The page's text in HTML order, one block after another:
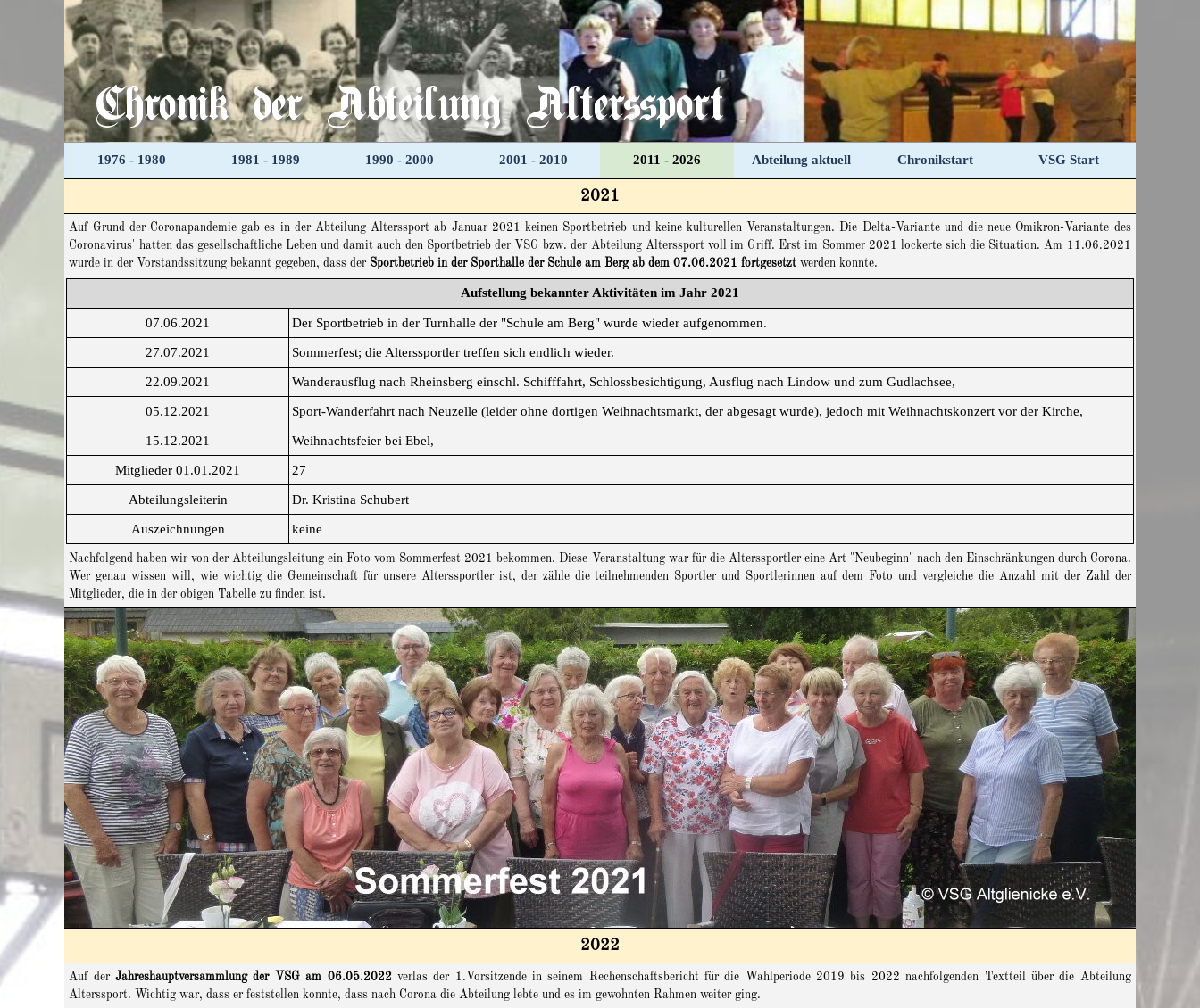
Direkt zum Seiteninhalt
Chronik der Abteilung Alterssport
1976 - 1980 1981 - 1989 ▼
1990 - 2000 ▼
2001 - 2010 ▼
2011 - 2026 ▼
Abteilung aktuell Chronikstart VSG Start
2021
Auf Grund der Coronapandemie gab es in der Abteilung Alterssport ab Januar 2021 keinen Sportbetrieb und keine kulturellen Veranstaltungen. Die Delta-Variante und die neue Omikron-Variante des
Coronavirus' hatten das gesellschaftliche Leben und damit auch den Sportbetrieb der VSG bzw. der Abteilung Alterssport voll im Griff. Erst im Sommer 2021 lockerte sich die Situation. Am 11.06.2021
wurde in der Vorstandssitzung bekannt gegeben, dass der Sportbetrieb in der Sporthalle der Schule am Berg ab dem 07.06.2021 fortgesetzt werden konnte.
Aufstellung bekannter Aktivitäten im Jahr 2021
07.06.2021 Der Sportbetrieb in der Turnhalle der "Schule am Berg" wurde wieder aufgenommen.
27.07.2021 Sommerfest; die Alterssportler treffen sich endlich wieder.
22.09.2021 Wanderausflug nach Rheinsberg einschl. Schifffahrt, Schlossbesichtigung, Ausflug nach Lindow und zum Gudlachsee,
05.12.2021 Sport-Wanderfahrt nach Neuzelle (leider ohne dortigen Weihnachtsmarkt, der abgesagt wurde), jedoch mit Weihnachtskonzert vor der Kirche,
15.12.2021 Weihnachtsfeier bei Ebel,
Mitglieder 01.01.2021 27
Abteilungsleiterin Dr. Kristina Schubert
Auszeichnungen keine
Nachfolgend haben wir von der Abteilungsleitung ein Foto vom Sommerfest 2021 bekommen. Diese Veranstaltung war für die Alterssportler eine Art "Neubeginn" nach den Einschränkungen durch Corona.
Wer genau wissen will, wie wichtig die Gemeinschaft für unsere Alterssportler ist, der zähle die teilnehmenden Sportler und Sportlerinnen auf dem Foto und vergleiche die Anzahl mit der Zahl der
Mitglieder, die in der obigen Tabelle zu finden ist.
2022
Auf derJahreshauptversammlung der VSG am 06.05.2022verlas der 1.Vorsitzende in seinem Rechenschaftsbericht für die Wahlperiode 2019 bis 2022 nachfolgenden Textteil über die Abteilung
Alterssport. Wichtig war, dass er feststellen konnte, dass nach Corona die Abteilung lebte und es im gewohnten Rahmen weiter ging.